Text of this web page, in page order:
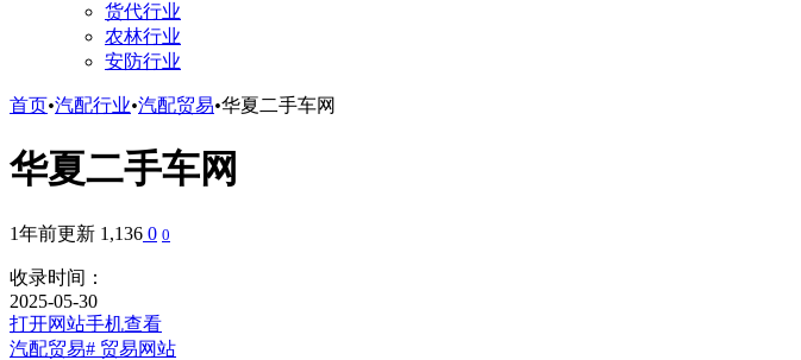
货代行业
农林行业
安防行业
首页•汽配行业•汽配贸易•华夏二手车网
华夏二手车网
1年前更新 1,136 0 0
收录时间：
2025-05-30
打开网站手机查看
汽配贸易# 贸易网站